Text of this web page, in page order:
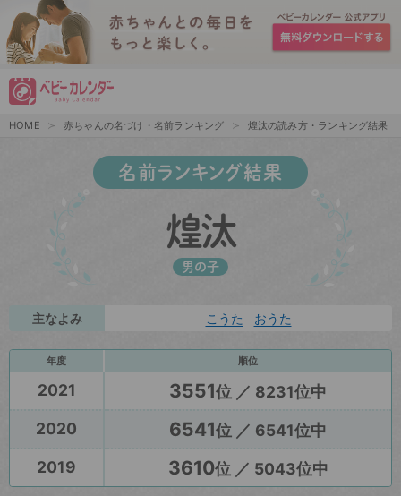
HOME 赤ちゃんの名づけ・名前ランキング 煌汰の読み方・ランキング結果
名前ランキング結果
煌汰
男の子
主なよみ こうた おうた
年度 順位
2021 3551位 ／ 8231位中
2020
6541位 ／ 6541位中
2019
3610位 ／ 5043位中